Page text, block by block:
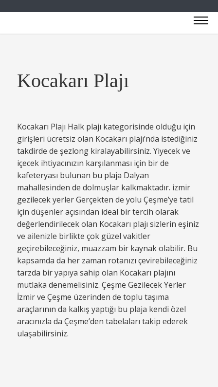
Kocakarı Plajı
Kocakarı Plajı Halk plajı kategorisinde olduğu için
girişleri ücretsiz olan Kocakarı plajı’nda istediğiniz
takdirde de şezlong kiralayabilirsiniz. Yiyecek ve
içecek ihtiyacınızın karşılanması için bir de
kafeteryası bulunan bu plaja Dalyan
mahallesinden de dolmuşlar kalkmaktadır. izmir
gezilecek yerler Gerçekten de yolu Çeşme’ye tatil
için düşenler açısından ideal bir tercih olarak
değerlendirilecek olan Kocakarı plajı sizlerin eşiniz
ve ailenizle birlikte çok güzel vakitler
geçirebileceğiniz, muazzam bir kaynak olabilir. Bu
kapsamda da her zaman rotanızı çevirebileceğiniz
tarzda bir yapıya sahip olan Kocakarı plajını
mutlaka denemelisiniz. Çeşme Gezilecek Yerler
İzmir ve Çeşme üzerinden de toplu taşıma
araçlarının da kalkış yaptığı bu plaja kendi özel
aracınızla da Çeşme’den tabelaları takip ederek
ulaşabilirsiniz.